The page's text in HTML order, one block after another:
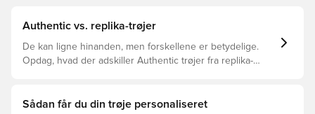
Authentic vs. replika-trøjer
De kan ligne hinanden, men forskellene er betydelige.
Opdag, hvad der adskiller Authentic trøjer fra replika-
Sådan får du din trøje personaliseret